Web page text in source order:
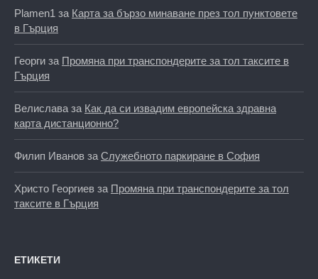
Plamen1 за Карта за бързо минаване през тол пунктовете
в Гърция
Георги за Промяна при транспондерите за тол таксите в
Гърция
Велислава за Как да си извадим европейска здравна
карта дистанционно?
Филип Иванов за Служебното паркиране в София
Христо Георгиев за Промяна при транспондерите за тол
таксите в Гърция
ЕТИКЕТИ